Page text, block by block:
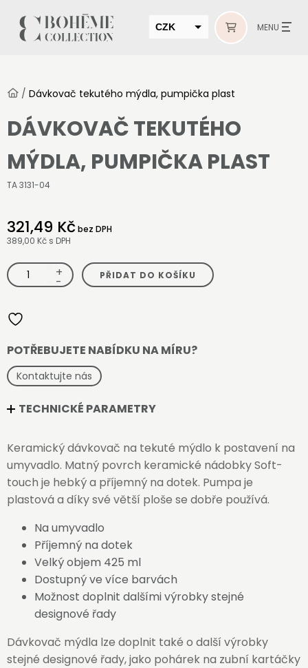
CZK
MUR
MENU
/ Dávkovač tekutého mýdla, pumpička plast
DÁVKOVAČ TEKUTÉHO
MÝDLA, PUMPIČKA PLAST
TA 3131-04
321,49 Kčbez DPH
389,00 Kč s DPH
Dávkovač
tekutého
mýdla,
množství
+
- PŘIDAT DO KOŠÍKU
POTŘEBUJETE NABÍDKU NA MÍRU?
Kontaktujte nás
TECHNICKÉ PARAMETRY
Keramický dávkovač na tekuté mýdlo k postavení na
umyvadlo. Matný povrch keramické nádobky Soft-
touch je hebký a příjemný na dotek. Pumpa je
plastová a díky své větší ploše se dobře používá.
Na umyvadlo
Příjemný na dotek
Velký objem 425 ml
Dostupný ve více barvách
Možnost doplnit dalšími výrobky stejné
designové řady
Dávkovač mýdla lze doplnit také o další výrobky
stejné designové řady, jako pohárek na zubní kartáčky